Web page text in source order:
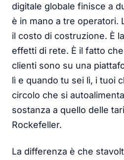
digitale globale finisce a
è in mano a tre operatori.
il costo di costruzione. È
effetti di rete. È il fatto
clienti sono su una
lì e quando tu sei lì, i tuoi
circolo che si
sostanza a quello delle
Rockefeller.
La differenza è che